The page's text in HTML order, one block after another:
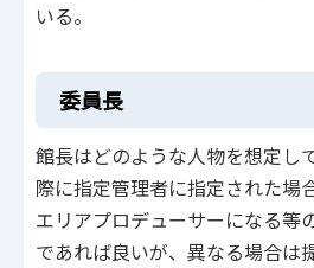
いる。
委員長
館長はどのような人物を想定し
際に指定管理者に指定された場
エリアプロデューサーになる等
であれば良いが、異なる場合は